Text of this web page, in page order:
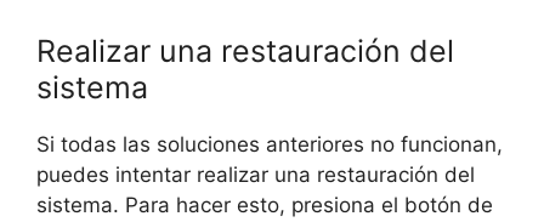
Realizar una restauración del
sistema
Si todas las soluciones anteriores no funcionan,
puedes intentar realizar una restauración del
sistema. Para hacer esto, presiona el botón de